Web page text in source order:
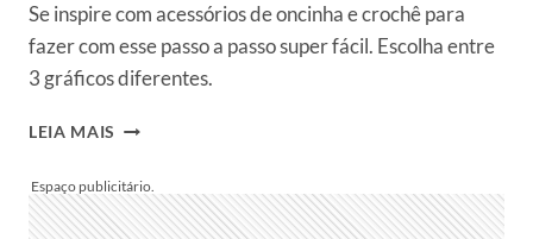
Se inspire com acessórios de oncinha e crochê para
fazer com esse passo a passo super fácil. Escolha entre
3 gráficos diferentes.
LEIA MAIS CROCHÊ
COMO
FAZER,